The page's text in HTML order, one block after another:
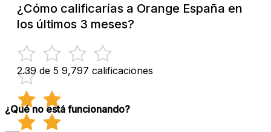
¿Cómo calificarías a Orange España en
los últimos 3 meses?
2.39 de 5 9,797 calificaciones
¿Qué no está funcionando?